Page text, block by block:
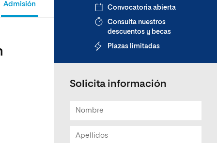
Admisión Convocatoria abierta
Consulta nuestros
descuentos y becas
Plazas limitadas
Solicita información